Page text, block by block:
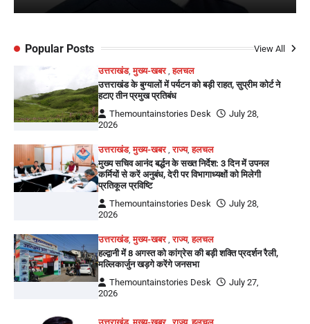
Popular Posts View All
उत्तराखंड,मुख्य-खबर ,हलचल
उत्तराखंड के बुग्यालों में पर्यटन को बड़ी राहत, सुप्रीम कोर्ट ने
हटाए तीन प्रमुख प्रतिबंध
Themountainstories Desk
July 28,
2026
उत्तराखंड,मुख्य-खबर ,राज्य,हलचल
मुख्य सचिव आनंद बर्द्धन के सख्त निर्देश: 3 दिन में उपनल
कर्मियों से करें अनुबंध, देरी पर विभागाध्यक्षों को मिलेगी
प्रतिकूल प्रविष्टि
Themountainstories Desk
July 28,
2026
उत्तराखंड,मुख्य-खबर ,राज्य,हलचल
हल्द्वानी में 8 अगस्त को कांग्रेस की बड़ी शक्ति प्रदर्शन रैली,
मल्लिकार्जुन खड़गे करेंगे जनसभा
Themountainstories Desk
July 27,
2026